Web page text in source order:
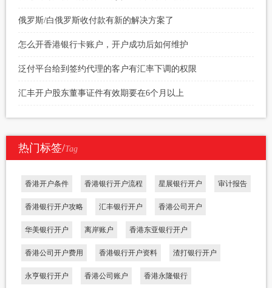
俄罗斯/白俄罗斯收付款有新的解决方案了
怎么开香港银行卡账户，开户成功后如何维护
泛付平台给到签约代理的客户有汇率下调的权限
汇丰开户股东董事证件有效期要在6个月以上
热门标签/Tag
香港开户条件 香港银行开户流程 星展银行开户 审计报告
香港银行开户攻略 汇丰银行开户 香港公司开户
华美银行开户 离岸账户 香港东亚银行开户
香港公司开户费用 香港银行开户资料 渣打银行开户
永亨银行开户 香港公司账户 香港永隆银行